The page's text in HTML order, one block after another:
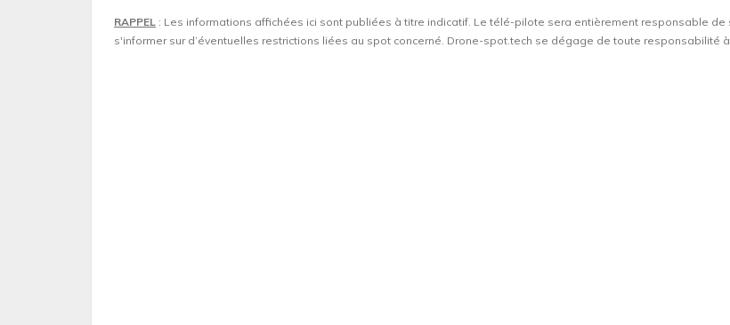
RAPPEL : Les informations affichées ici sont publiées à titre indicatif. Le télé-pilote sera entièrement responsable
s'informer sur d’éventuelles restrictions liées au spot concerné. Drone-spot.tech se dégage de toute responsabilité